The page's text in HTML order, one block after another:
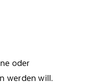
oder
werden will.